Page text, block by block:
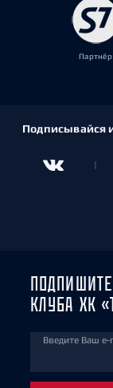
Партнёр
Подписывайся
КЛУБА ХК
Введите Ваш e-